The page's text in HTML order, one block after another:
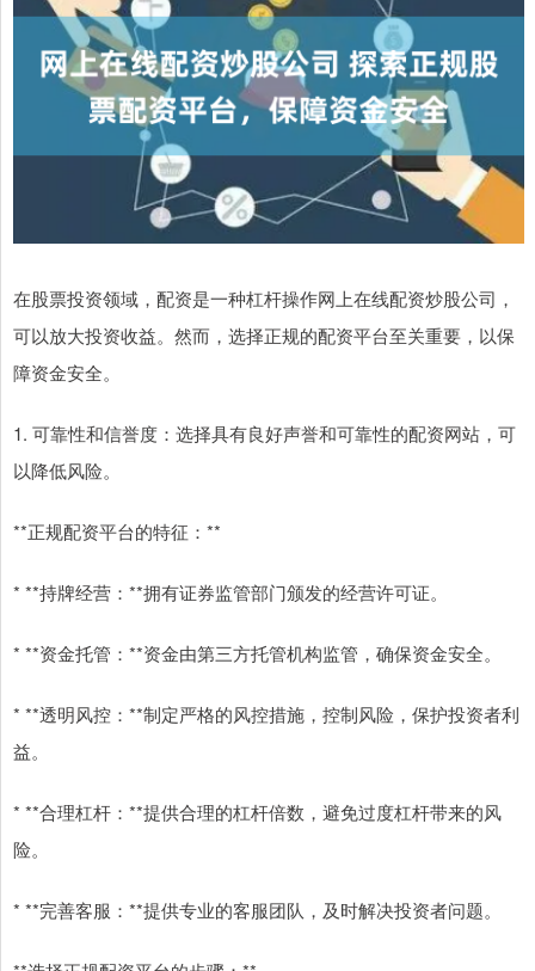
在股票投资领域，配资是一种杠杆操作网上在线配资炒股公司，
可以放大投资收益。然而，选择正规的配资平台至关重要，以保
障资金安全。
1. 可靠性和信誉度：选择具有良好声誉和可靠性的配资网站，可
以降低风险。
**正规配资平台的特征：**
* **持牌经营：**拥有证券监管部门颁发的经营许可证。
* **资金托管：**资金由第三方托管机构监管，确保资金安全。
* **透明风控：**制定严格的风控措施，控制风险，保护投资者利
益。
* **合理杠杆：**提供合理的杠杆倍数，避免过度杠杆带来的风
险。
* **完善客服：**提供专业的客服团队，及时解决投资者问题。